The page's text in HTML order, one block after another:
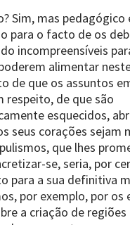
Sim, mas pedagógico
para o facto de os
incompreensíveis
alimentar
de que os assuntos
respeito, de que são
esquecidos,
seus corações sejam
que lhes
se, seria, por
para a sua definitiva
por exemplo, por os
a criação de